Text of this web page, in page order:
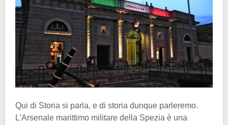
Qui di Storia si parla, e di storia dunque parleremo.
L’Arsenale marittimo militare della Spezia è una